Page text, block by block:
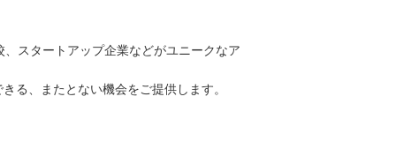
スタートアップ企業などがユニークなア
る、またとない機会をご提供します。